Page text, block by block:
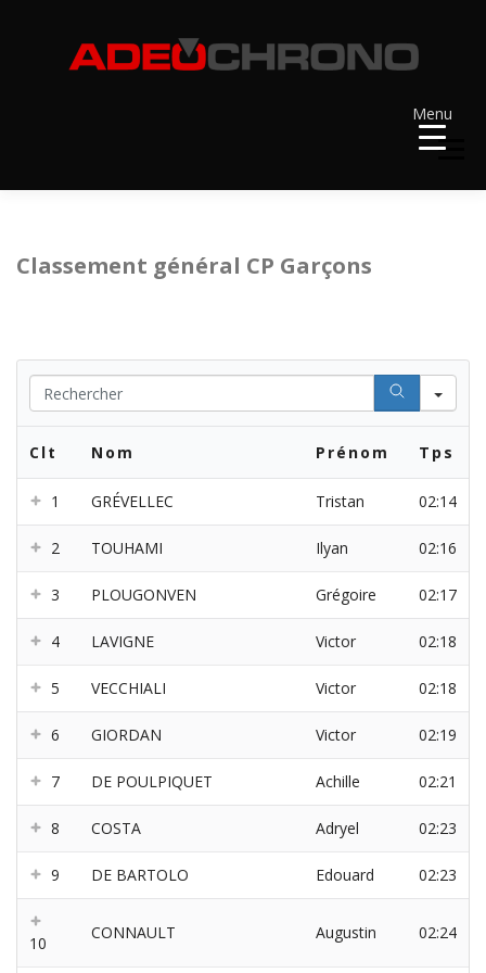
Menu
Menu
CONTACT ET LIENS UTILES
Classement général CP Garçons
Clt Nom Prénom Tps
1 GRÉVELLEC Tristan 02:14
2 TOUHAMI Ilyan 02:16
3 PLOUGONVEN Grégoire 02:17
4 LAVIGNE Victor 02:18
5 VECCHIALI Victor 02:18
6 GIORDAN Victor 02:19
7 DE POULPIQUET Achille 02:21
8 COSTA Adryel 02:23
9 DE BARTOLO Edouard 02:23
10
CONNAULT Augustin 02:24